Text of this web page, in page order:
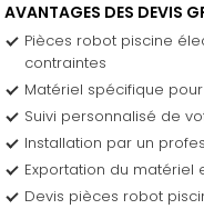
AVANTAGES DES DEVIS
Pièces robot piscine
contraintes
Matériel spécifique
Suivi personnalisé de
Installation par un
Exportation du matériel
Devis pièces robot